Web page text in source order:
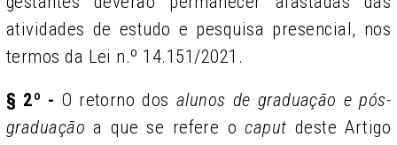
atividades de estudo e pesquisa presencial, nos
termos da Lei n.º 14.151/2021.
§ 2º - O retorno dos alunos de graduação e pós-
graduaçãoa que se refere ocaput deste Artigo